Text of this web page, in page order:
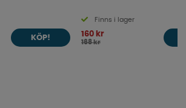
KÖP!
Finns i lager
160 kr
168 kr